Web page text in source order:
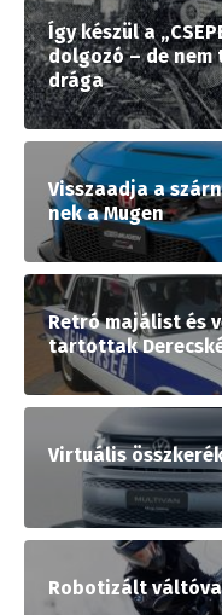
Így készül a
dolgozó – de nem
drága
Visszaadja a
nek a Mugen
Retró majálist és
tartottak
Virtuális
Robotizált